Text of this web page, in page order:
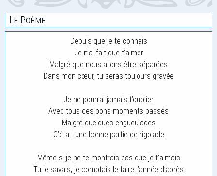
Le Poème
Depuis que je te connais
Je n’ai fait que t’aimer
Malgré que nous allons être séparées
Dans mon cœur, tu seras toujours gravée
Je ne pourrai jamais t’oublier
Avec tous ces bons moments passés
Malgré quelques engueulades
C’était une bonne partie de rigolade
Même si je ne te montrais pas que je t’aimais
Tu le savais, je comptais le faire l’année d’après